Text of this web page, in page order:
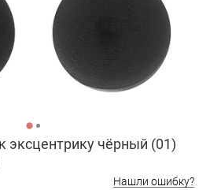
эксцентрику чёрный (01)
Нашли ошибку?